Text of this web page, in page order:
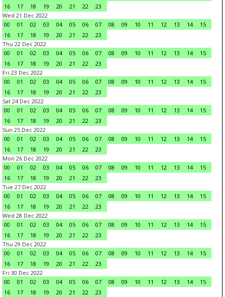
16
17 18 19 20 21 22
23
Wed 21 Dec 2022
00
01 02 03 04 05 06 07 08 09 10 11 12 13 14
15
16
17 18 19 20 21 22
23
Thu 22 Dec 2022
00
01 02 03 04 05 06 07 08 09 10 11 12 13 14
15
16
17 18 19 20 21 22
23
Fri 23 Dec 2022
00
01 02 03 04 05 06 07 08 09 10 11 12 13 14
15
16
17 18 19 20 21 22
23
Sat 24 Dec 2022
00
01 02 03 04 05 06 07 08 09 10 11 12 13 14
15
16
17 18 19 20 21 22
23
Sun 25 Dec 2022
00
01 02 03 04 05 06 07 08 09 10 11 12 13 14
15
16
17 18 19 20 21 22
23
Mon 26 Dec 2022
00
01 02 03 04 05 06 07 08 09 10 11 12 13 14
15
16
17 18 19 20 21 22
23
Tue 27 Dec 2022
00
01 02 03 04 05 06 07 08 09 10 11 12 13 14
15
16
17 18 19 20 21 22
23
Wed 28 Dec 2022
00
01 02 03 04 05 06 07 08 09 10 11 12 13 14
15
16
17 18 19 20 21 22
23
Thu 29 Dec 2022
00
01 02 03 04 05 06 07 08 09 10 11 12 13 14
15
16
17 18 19 20 21 22
23
Fri 30 Dec 2022
00
01 02 03 04 05 06 07 08 09 10 11 12 13 14
15
16
17 18 19 20 21 22
23